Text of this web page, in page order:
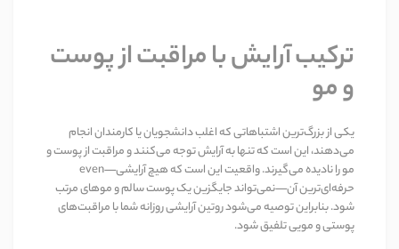
ترکیب آرایش با مراقبت از پوست
و مو
یکی از بزرگ‌ترین اشتباهاتی که اغلب دانشجویان یا کارمندان انجام
می‌دهند، این است که تنها به آرایش توجه می‌کنند و مراقبت از پوست و
مو را نادیده می‌گیرند. واقعیت این است که هیچ آرایشی—even
حرفه‌ای‌ترین آن—نمی‌تواند جایگزین یک پوست سالم و موهای مرتب
شود. بنابراین توصیه می‌شود روتین آرایشی روزانه شما با مراقبت‌های
پوستی و مویی تلفیق شود.